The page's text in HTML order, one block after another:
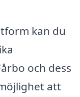
kan du
och dess
att